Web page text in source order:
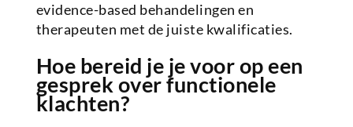
evidence-based behandelingen en
therapeuten met de juiste kwalificaties.
Hoe bereid je je voor op een
gesprek over functionele
klachten?